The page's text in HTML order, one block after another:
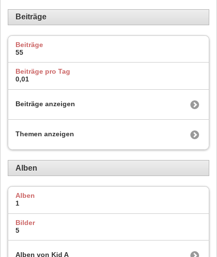
Beiträge
Beiträge
55
Beiträge pro Tag
0,01
Beiträge anzeigen
Themen anzeigen
Alben
Alben
1
Bilder
5
Alben von Kid A